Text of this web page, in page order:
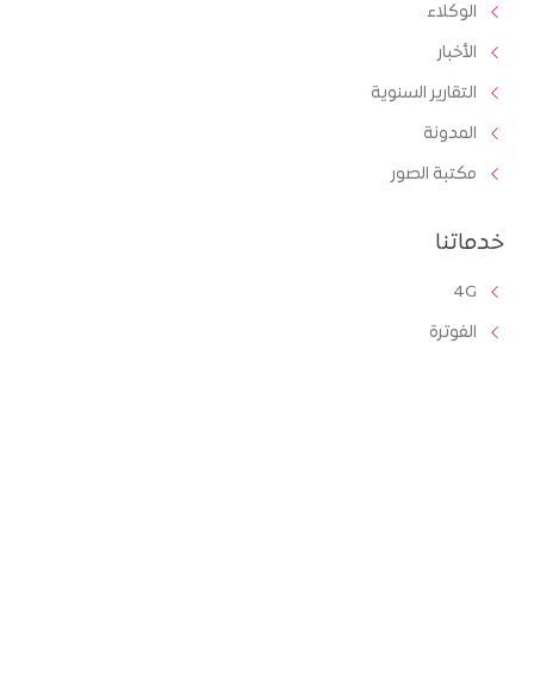
الوكلاء
الأخبار
التقارير السنوية
المدونة
مكتبة الصور
خدماتنا
4G
الفوترة